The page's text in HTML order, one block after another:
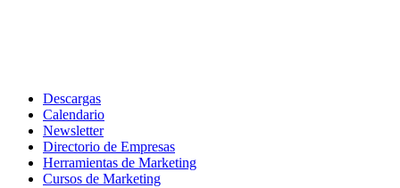
Descargas
Calendario
Newsletter
Directorio de Empresas
Herramientas de Marketing
Cursos de Marketing